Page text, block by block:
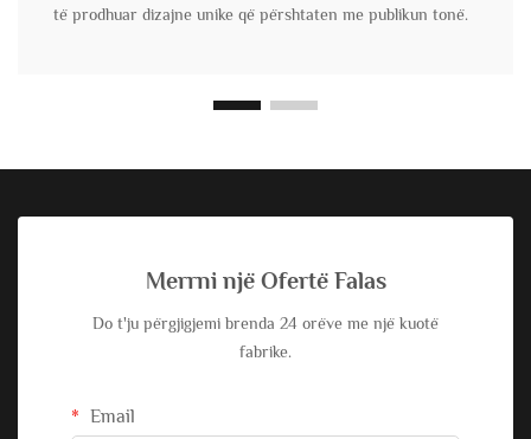
të prodhuar dizajne unike që përshtaten me publikun tonë.
Merrni një Ofertë Falas
Do t'ju përgjigjemi brenda 24 orëve me një kuotë
fabrike.
Email